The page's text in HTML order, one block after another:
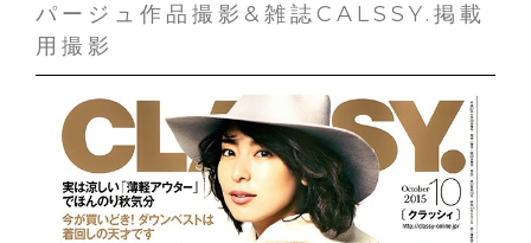
パージュ作品撮影&雑誌CALSSY.掲載
用撮影